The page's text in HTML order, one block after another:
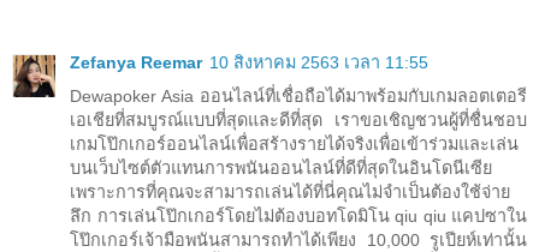
Zefanya Reemar 10 สิงหาคม 2563 เวลา 11:55
Dewapoker Asia ออนไลน์ที่เชื่อถือได้มาพร้อมกับเกมลอตเตอรี
เอเชียที่สมบูรณ์แบบที่สุดและดีที่สุด เราขอเชิญชวนผู้ที่ชื่นชอบ
เกมโป๊กเกอร์ออนไลน์เพื่อสร้างรายได้จริงเพื่อเข้าร่วมและเล่น
บนเว็บไซต์ตัวแทนการพนันออนไลน์ที่ดีที่สุดในอินโดนีเซีย
เพราะการที่คุณจะสามารถเล่นได้ที่นี่คุณไม่จำเป็นต้องใช้จ่าย
ลึก การเล่นโป๊กเกอร์โดยไม่ต้องบอทโดมิโน qiu qiu แคปซาใน
โป๊กเกอร์เจ้ามือพนันสามารถทำได้เพียง 10,000 รูเปียห์เท่านั้น